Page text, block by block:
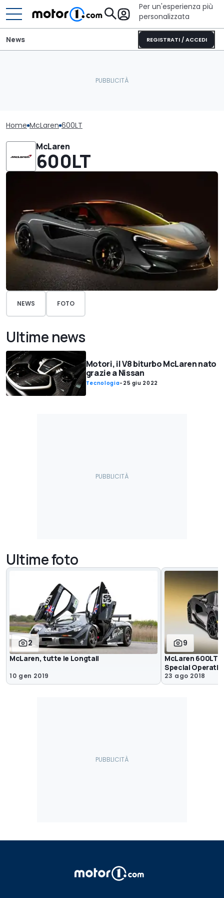
Per un'esperienza più
personalizzata
REGISTRATI / ACCEDI
News
Home McLaren 600LT
McLaren
600LT
NEWS FOTO
Ultime news
Motori, il V8 biturbo McLaren nato
grazie a Nissan
Tecnologia- 25 giu 2022
Ultime foto
2
McLaren, tutte le Longtail
10 gen 2019
9
McLaren 600LT
Special
23 ago 2018